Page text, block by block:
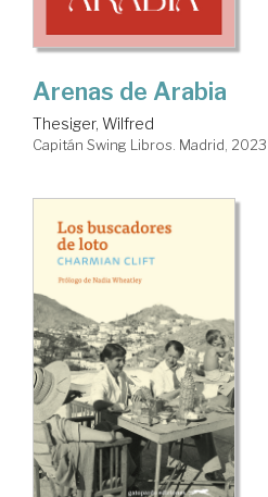
Arenas de Arabia
Thesiger, Wilfred
Capitán Swing Libros. Madrid, 2023